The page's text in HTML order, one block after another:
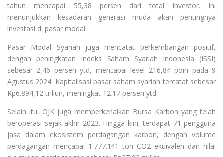
tahun mencapai 55,38 persen dari total investor. Ini
menunjukkan kesadaran generasi muda akan pentingnya
investasi di pasar modal.
Pasar Modal Syariah juga mencatat perkembangan positif,
dengan peningkatan Indeks Saham Syariah Indonesia (ISSI)
sebesar 2,46 persen ytd, mencapai level 216,84 poin pada 9
Agustus 2024. Kapitalisasi pasar saham syariah tercatat sebesar
Rp6.894,12 triliun, meningkat 12,17 persen ytd.
Selain itu, OJK juga memperkenalkan Bursa Karbon yang telah
beroperasi sejak akhir 2023. Hingga kini, terdapat 71 pengguna
jasa dalam ekosistem perdagangan karbon, dengan volume
perdagangan mencapai 1.777.141 ton CO2 ekuivalen dan nilai